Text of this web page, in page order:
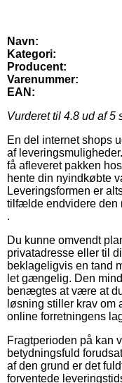
Navn:
Kategori:
Producent:
Varenummer:
EAN:
Vurderet til 4.8 ud af 5
En del internet shops
af
få afleveret pakken
hente din nyindkøbte
Leveringsformen er
tilfælde endvidere den
.
Du kunne omvendt
privatadresse eller til
beklageligvis en tand
let gængelig. Den
benægtes at være at
løsning stiller krav om
online forretningens
Fragtperioden på kan
betydningsfuld
af den grund er det
forventede